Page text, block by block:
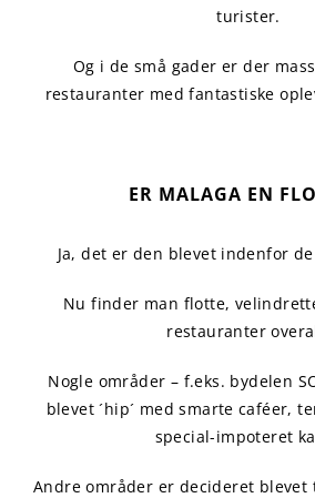
turister.
Og i de små gader er der
restauranter med fantastiske
ER MALAGA EN
Ja, det er den blevet indenfor
Nu finder man flotte,
restauranter
Nogle områder – f.eks. bydelen
blevet ´hip´ med smarte caféer,
special-impoteret
Andre områder er decideret